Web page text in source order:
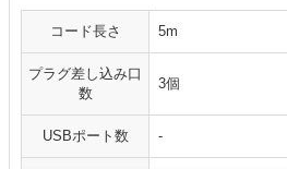
コード長さ 5m
プラグ差し込み口
数
3個
USBポート数 -